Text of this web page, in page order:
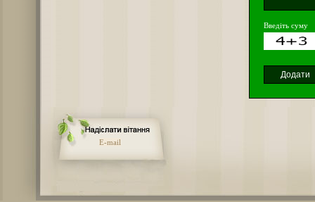
Введіть суму
E-mail